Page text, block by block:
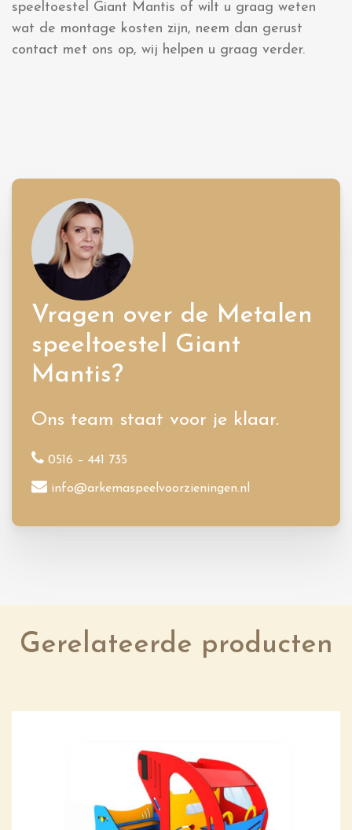
speeltoestel Giant Mantis of wilt u graag weten
wat de montage kosten zijn, neem dan gerust
contact met ons op, wij helpen u graag verder.
Vragen over de Metalen
speeltoestel Giant
Mantis?
Ons team staat voor je klaar.
0516 – 441 735
info@arkemaspeelvoorzieningen.nl
Gerelateerde producten